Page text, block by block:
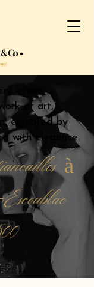
of art,
elevated by
with elegance.
à